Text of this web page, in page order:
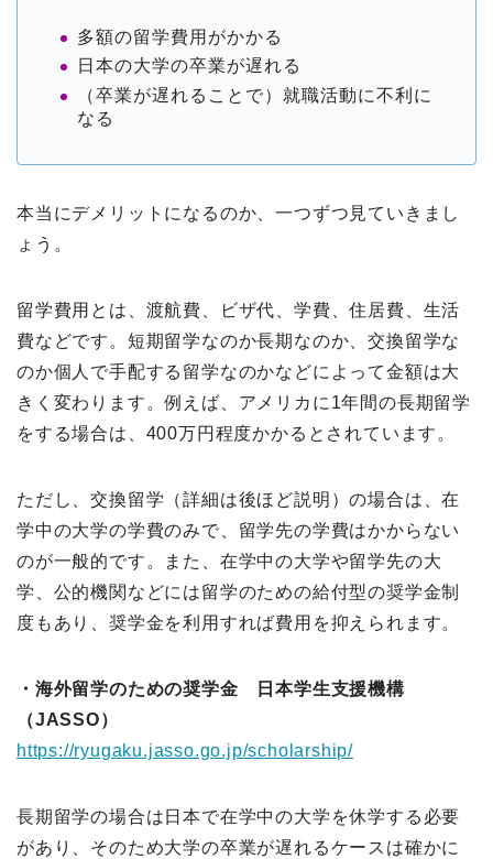
多額の留学費用がかかる
日本の大学の卒業が遅れる
（卒業が遅れることで）就職活動に不利に
なる
本当にデメリットになるのか、一つずつ見ていきまし
ょう。
留学費用とは、渡航費、ビザ代、学費、住居費、生活
費などです。短期留学なのか長期なのか、交換留学な
のか個人で手配する留学なのかなどによって金額は大
きく変わります。例えば、アメリカに1年間の長期留学
をする場合は、400万円程度かかるとされています。
ただし、交換留学（詳細は後ほど説明）の場合は、在
学中の大学の学費のみで、留学先の学費はかからない
のが一般的です。また、在学中の大学や留学先の大
学、公的機関などには留学のための給付型の奨学金制
度もあり、奨学金を利用すれば費用を抑えられます。
・海外留学のための奨学金 日本学生支援機構
（JASSO）
https://ryugaku.jasso.go.jp/scholarship/
長期留学の場合は日本で在学中の大学を休学する必要
があり、そのため大学の卒業が遅れるケースは確かに